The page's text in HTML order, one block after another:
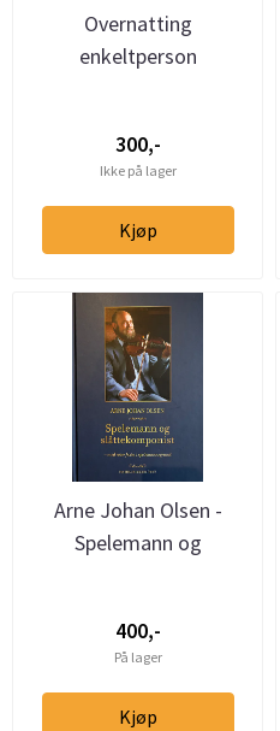
Overnatting
enkeltperson
300,-
Ikke på lager
Kjøp
Arne Johan Olsen -
Spelemann og
400,-
På lager
Kjøp